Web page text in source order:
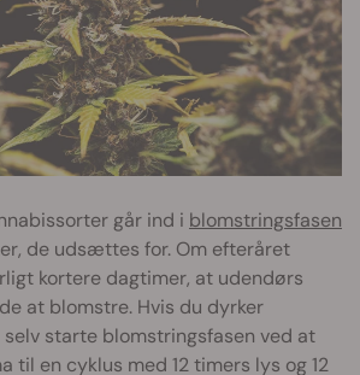
går ind i blomstringsfasen
de udsættes for. Om efteråret
kortere dagtimer, at udendørs
at blomstre. Hvis du dyrker
starte blomstringsfasen ved at
til en cyklus med 12 timers lys og 12